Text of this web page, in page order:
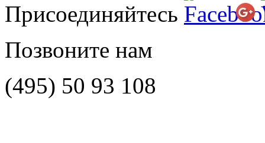
Присоединяйтесь
Позвоните нам
(495) 50 93 108